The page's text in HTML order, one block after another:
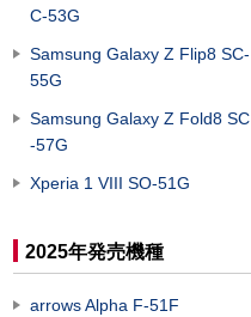
C-53G
Samsung Galaxy Z Flip8 SC-
55G
Samsung Galaxy Z Fold8 SC
-57G
Xperia 1 VIII SO-51G
2025年発売機種
arrows Alpha F-51F